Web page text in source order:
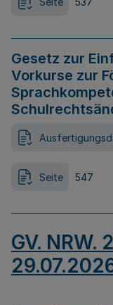
Gesetz zur
Vorkurse zur
Seite 547
GV. NRW.